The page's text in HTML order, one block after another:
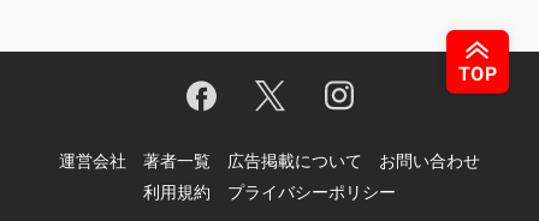
運営会社 著者一覧 広告掲載について
お問い合わせ
利用規約
プライバシーポリシー